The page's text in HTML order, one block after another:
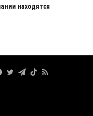
находятся
Facebook
Twitter
Telegram
TikTok
RSS